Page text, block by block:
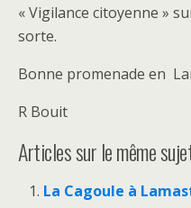
« Vigilance citoyenne »
sorte.
Bonne promenade en
R Bouit
Articles sur le même
La Cagoule à